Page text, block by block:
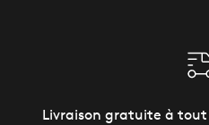
Livraison gratuite à tout